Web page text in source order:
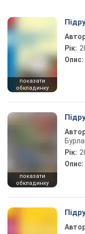
показати
обкладинку
Рік:
Опис:
показати
обкладинку
Рік:
Опис: